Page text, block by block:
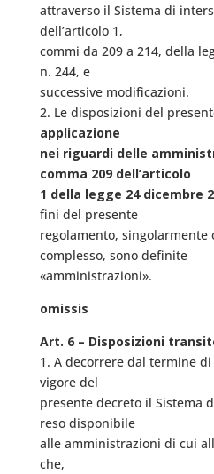
attraverso il Sistema di
dell’articolo 1,
commi da 209 a 214, della
n. 244, e
successive modificazioni.
2. Le disposizioni del
applicazione
nei riguardi delle
comma 209 dell’articolo
1 della legge 24 dicembre
fini del presente
regolamento, singolarmente
complesso, sono definite
«amministrazioni».
omissis
Art. 6 – Disposizioni
1. A decorrere dal termine
vigore del
presente decreto il Sistema
reso disponibile
alle amministrazioni di cui
che,